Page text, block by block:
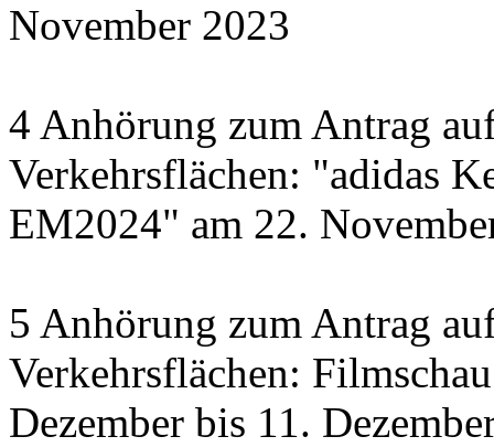
November 2023
4 Anhörung zum Antrag
Verkehrsflächen: "adidas
EM2024" am 22.
5 Anhörung zum Antrag
Verkehrsflächen:
Dezember bis 11.